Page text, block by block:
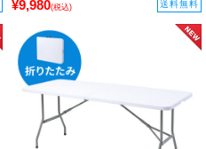
¥9,980(税込) 送料無料